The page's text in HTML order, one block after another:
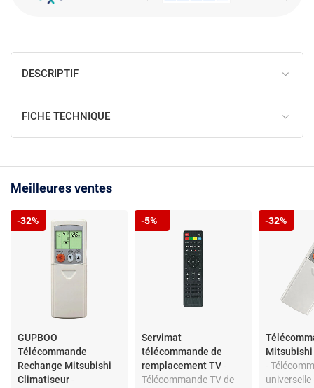
DESCRIPTIF
FICHE TECHNIQUE
Meilleures ventes
GUPBOO
Télécommande
Rechange Mitsubishi
Climatiseur-
-32%
Servimat
télécommande de
remplacement TV-
Télécommande TV de
-5%
-
universelle
-32%